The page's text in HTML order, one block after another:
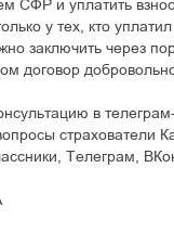
СФР и уплатить
у тех, кто
заключить через
договор
в
страхователи
Телеграм,